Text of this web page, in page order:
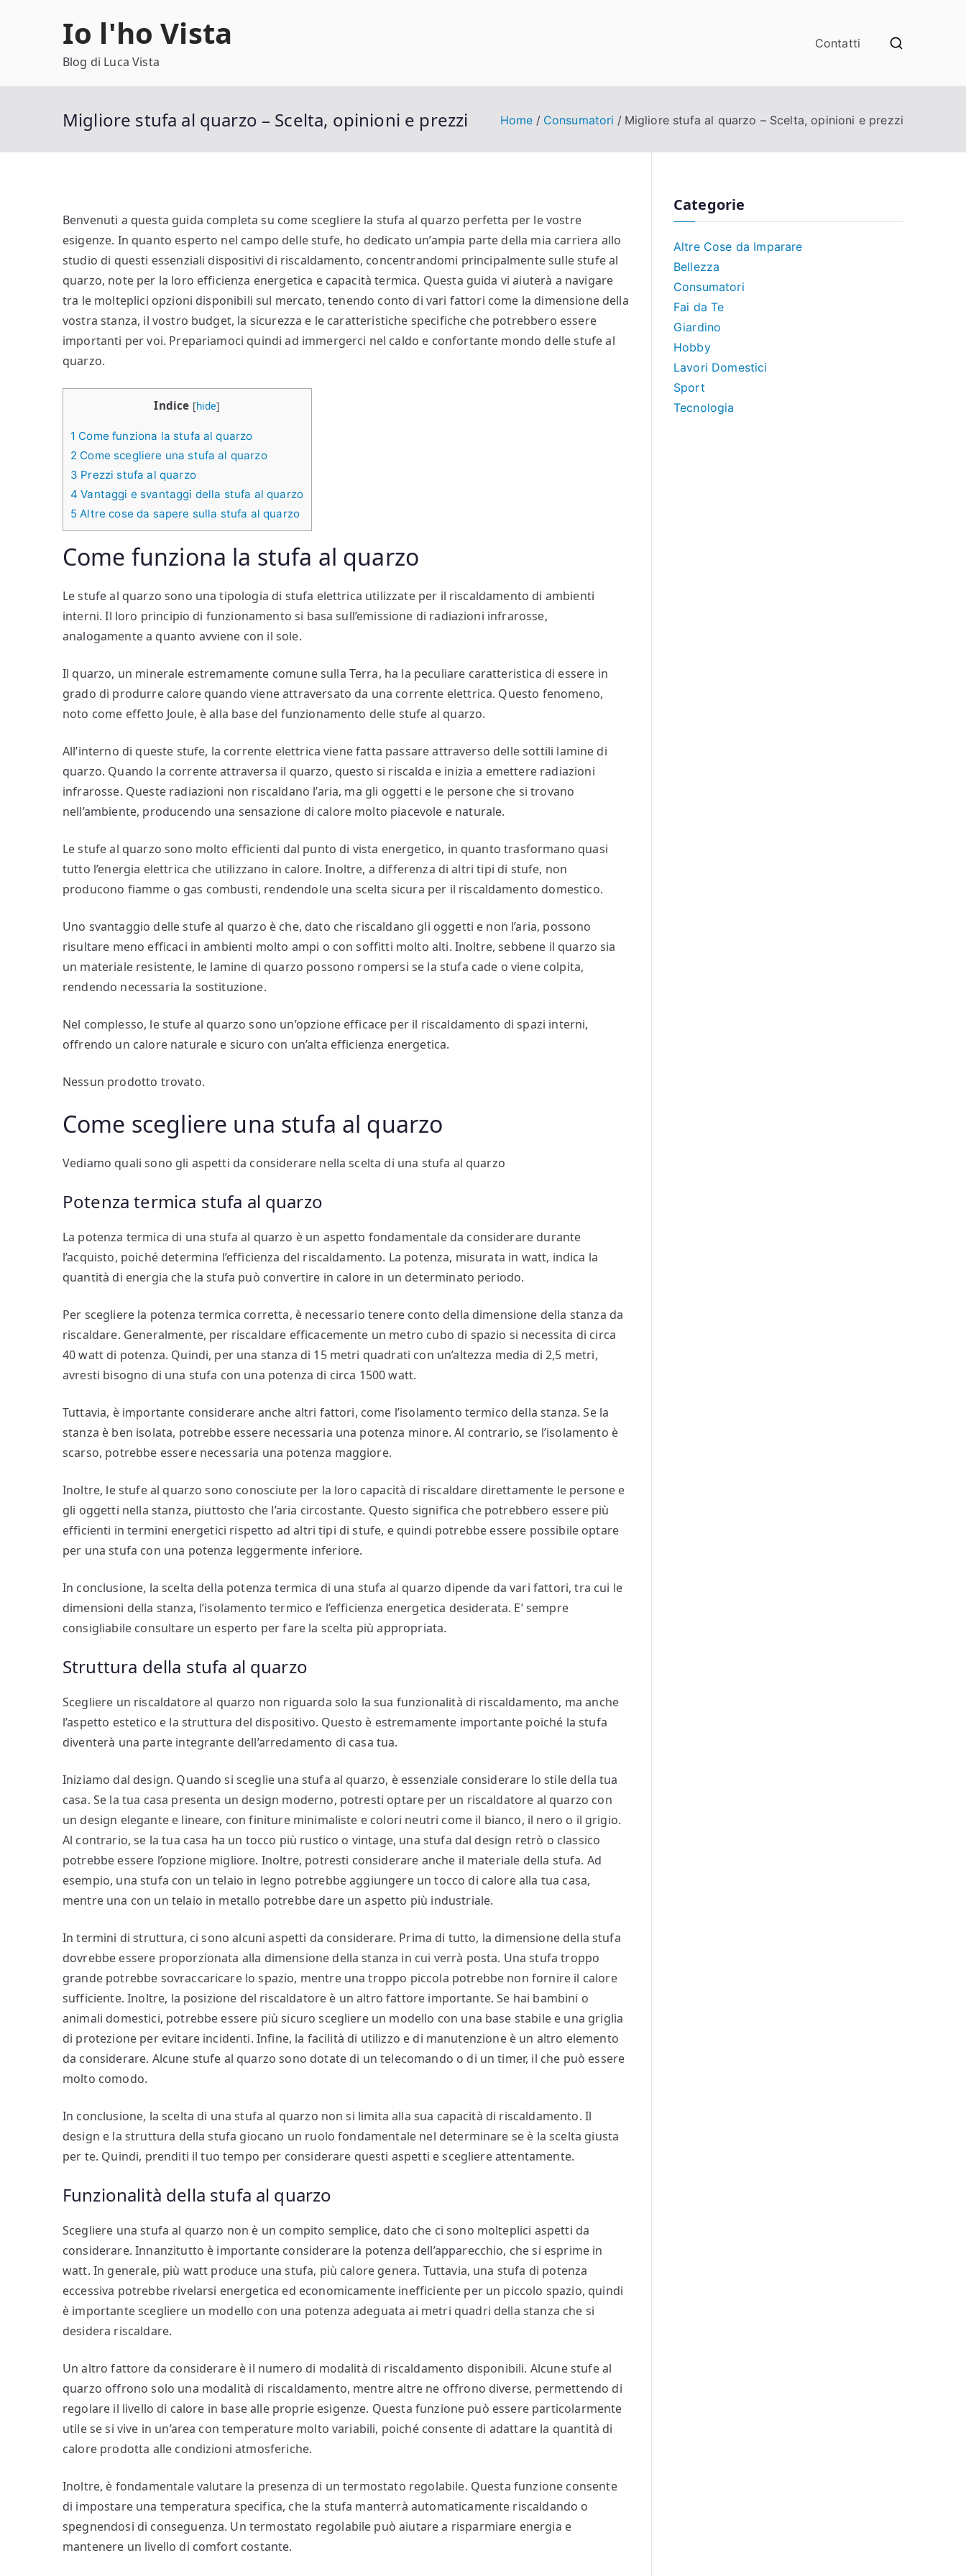
Io l'ho Vista
Blog di Luca Vista
Contatti
Migliore stufa al quarzo – Scelta, opinioni e prezzi Home Consumatori Migliore stufa al quarzo – Scelta, opinioni e prezzi
Benvenuti a questa guida completa su come scegliere la stufa al quarzo perfetta per le vostre
esigenze. In quanto esperto nel campo delle stufe, ho dedicato un’ampia parte della mia carriera allo
studio di questi essenziali dispositivi di riscaldamento, concentrandomi principalmente sulle stufe al
quarzo, note per la loro efficienza energetica e capacità termica. Questa guida vi aiuterà a navigare
tra le molteplici opzioni disponibili sul mercato, tenendo conto di vari fattori come la dimensione della
vostra stanza, il vostro budget, la sicurezza e le caratteristiche specifiche che potrebbero essere
importanti per voi. Prepariamoci quindi ad immergerci nel caldo e confortante mondo delle stufe al
quarzo.
Indice [hide]
1 Come funziona la stufa al quarzo
2 Come scegliere una stufa al quarzo
3 Prezzi stufa al quarzo
4 Vantaggi e svantaggi della stufa al quarzo
5 Altre cose da sapere sulla stufa al quarzo
Come funziona la stufa al quarzo
Le stufe al quarzo sono una tipologia di stufa elettrica utilizzate per il riscaldamento di ambienti
interni. Il loro principio di funzionamento si basa sull’emissione di radiazioni infrarosse,
analogamente a quanto avviene con il sole.
Il quarzo, un minerale estremamente comune sulla Terra, ha la peculiare caratteristica di essere in
grado di produrre calore quando viene attraversato da una corrente elettrica. Questo fenomeno,
noto come effetto Joule, è alla base del funzionamento delle stufe al quarzo.
All’interno di queste stufe, la corrente elettrica viene fatta passare attraverso delle sottili lamine di
quarzo. Quando la corrente attraversa il quarzo, questo si riscalda e inizia a emettere radiazioni
infrarosse. Queste radiazioni non riscaldano l’aria, ma gli oggetti e le persone che si trovano
nell’ambiente, producendo una sensazione di calore molto piacevole e naturale.
Le stufe al quarzo sono molto efficienti dal punto di vista energetico, in quanto trasformano quasi
tutto l’energia elettrica che utilizzano in calore. Inoltre, a differenza di altri tipi di stufe, non
producono fiamme o gas combusti, rendendole una scelta sicura per il riscaldamento domestico.
Uno svantaggio delle stufe al quarzo è che, dato che riscaldano gli oggetti e non l’aria, possono
risultare meno efficaci in ambienti molto ampi o con soffitti molto alti. Inoltre, sebbene il quarzo sia
un materiale resistente, le lamine di quarzo possono rompersi se la stufa cade o viene colpita,
rendendo necessaria la sostituzione.
Nel complesso, le stufe al quarzo sono un’opzione efficace per il riscaldamento di spazi interni,
offrendo un calore naturale e sicuro con un’alta efficienza energetica.
Nessun prodotto trovato.
Come scegliere una stufa al quarzo
Vediamo quali sono gli aspetti da considerare nella scelta di una stufa al quarzo
Potenza termica stufa al quarzo
La potenza termica di una stufa al quarzo è un aspetto fondamentale da considerare durante
l’acquisto, poiché determina l’efficienza del riscaldamento. La potenza, misurata in watt, indica la
quantità di energia che la stufa può convertire in calore in un determinato periodo.
Per scegliere la potenza termica corretta, è necessario tenere conto della dimensione della stanza da
riscaldare. Generalmente, per riscaldare efficacemente un metro cubo di spazio si necessita di circa
40 watt di potenza. Quindi, per una stanza di 15 metri quadrati con un’altezza media di 2,5 metri,
avresti bisogno di una stufa con una potenza di circa 1500 watt.
Tuttavia, è importante considerare anche altri fattori, come l’isolamento termico della stanza. Se la
stanza è ben isolata, potrebbe essere necessaria una potenza minore. Al contrario, se l’isolamento è
scarso, potrebbe essere necessaria una potenza maggiore.
Inoltre, le stufe al quarzo sono conosciute per la loro capacità di riscaldare direttamente le persone e
gli oggetti nella stanza, piuttosto che l’aria circostante. Questo significa che potrebbero essere più
efficienti in termini energetici rispetto ad altri tipi di stufe, e quindi potrebbe essere possibile optare
per una stufa con una potenza leggermente inferiore.
In conclusione, la scelta della potenza termica di una stufa al quarzo dipende da vari fattori, tra cui le
dimensioni della stanza, l’isolamento termico e l’efficienza energetica desiderata. E’ sempre
consigliabile consultare un esperto per fare la scelta più appropriata.
Struttura della stufa al quarzo
Scegliere un riscaldatore al quarzo non riguarda solo la sua funzionalità di riscaldamento, ma anche
l’aspetto estetico e la struttura del dispositivo. Questo è estremamente importante poiché la stufa
diventerà una parte integrante dell’arredamento di casa tua.
Iniziamo dal design. Quando si sceglie una stufa al quarzo, è essenziale considerare lo stile della tua
casa. Se la tua casa presenta un design moderno, potresti optare per un riscaldatore al quarzo con
un design elegante e lineare, con finiture minimaliste e colori neutri come il bianco, il nero o il grigio.
Al contrario, se la tua casa ha un tocco più rustico o vintage, una stufa dal design retrò o classico
potrebbe essere l’opzione migliore. Inoltre, potresti considerare anche il materiale della stufa. Ad
esempio, una stufa con un telaio in legno potrebbe aggiungere un tocco di calore alla tua casa,
mentre una con un telaio in metallo potrebbe dare un aspetto più industriale.
In termini di struttura, ci sono alcuni aspetti da considerare. Prima di tutto, la dimensione della stufa
dovrebbe essere proporzionata alla dimensione della stanza in cui verrà posta. Una stufa troppo
grande potrebbe sovraccaricare lo spazio, mentre una troppo piccola potrebbe non fornire il calore
sufficiente. Inoltre, la posizione del riscaldatore è un altro fattore importante. Se hai bambini o
animali domestici, potrebbe essere più sicuro scegliere un modello con una base stabile e una griglia
di protezione per evitare incidenti. Infine, la facilità di utilizzo e di manutenzione è un altro elemento
da considerare. Alcune stufe al quarzo sono dotate di un telecomando o di un timer, il che può essere
molto comodo.
In conclusione, la scelta di una stufa al quarzo non si limita alla sua capacità di riscaldamento. Il
design e la struttura della stufa giocano un ruolo fondamentale nel determinare se è la scelta giusta
per te. Quindi, prenditi il tuo tempo per considerare questi aspetti e scegliere attentamente.
Funzionalità della stufa al quarzo
Scegliere una stufa al quarzo non è un compito semplice, dato che ci sono molteplici aspetti da
considerare. Innanzitutto è importante considerare la potenza dell’apparecchio, che si esprime in
watt. In generale, più watt produce una stufa, più calore genera. Tuttavia, una stufa di potenza
eccessiva potrebbe rivelarsi energetica ed economicamente inefficiente per un piccolo spazio, quindi
è importante scegliere un modello con una potenza adeguata ai metri quadri della stanza che si
desidera riscaldare.
Un altro fattore da considerare è il numero di modalità di riscaldamento disponibili. Alcune stufe al
quarzo offrono solo una modalità di riscaldamento, mentre altre ne offrono diverse, permettendo di
regolare il livello di calore in base alle proprie esigenze. Questa funzione può essere particolarmente
utile se si vive in un’area con temperature molto variabili, poiché consente di adattare la quantità di
calore prodotta alle condizioni atmosferiche.
Inoltre, è fondamentale valutare la presenza di un termostato regolabile. Questa funzione consente
di impostare una temperatura specifica, che la stufa manterrà automaticamente riscaldando o
spegnendosi di conseguenza. Un termostato regolabile può aiutare a risparmiare energia e
mantenere un livello di comfort costante.
Categorie
Altre Cose da Imparare
Bellezza
Consumatori
Fai da Te
Giardino
Hobby
Lavori Domestici
Sport
Tecnologia